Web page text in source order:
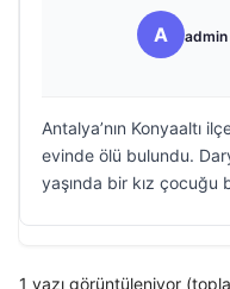
A admin
Antalya’nın Konyaaltı
evinde ölü bulundu.
yaşında bir kız çocuğu
1 yazı görüntüleniyor